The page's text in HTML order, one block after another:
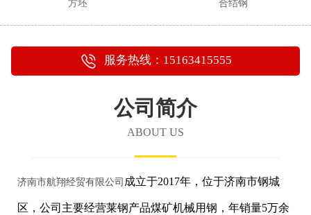
方坯 合结钢
服务热线：15163415555
公司简介
ABOUT US
济南市航翔经贸有限公司 成立于2017年，位于济南市钢城
区，公司主要经营莱钢产品煤矿机械用钢，年销量5万余